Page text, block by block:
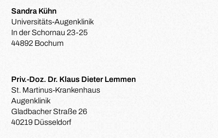
Sandra Kühn
Universitäts-Augenklinik
In der Schornau 23-25
44892 Bochum
Priv.-Doz. Dr. Klaus Dieter Lemmen
St. Martinus-Krankenhaus
Augenklinik
Gladbacher Straße 26
40219 Düsseldorf